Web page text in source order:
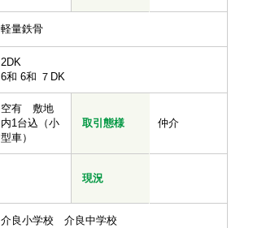
軽量鉄骨
2DK
6和 6和 ７DK
空有 敷地
内1台込（小
型車）
取引態様 仲介
現況
介良小学校 介良中学校